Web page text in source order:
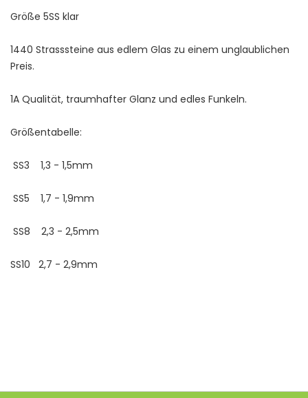
Größe 5SS klar
1440 Strasssteine aus edlem Glas zu einem unglaublichen
Preis.
1A Qualität, traumhafter Glanz und edles Funkeln.
Größentabelle:
SS3 1,3 - 1,5mm
SS5 1,7 - 1,9mm
SS8 2,3 - 2,5mm
SS10 2,7 - 2,9mm